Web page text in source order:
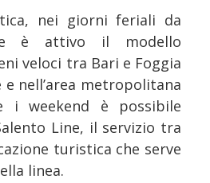
nei giorni feriali da
è attivo il modello
veloci tra Bari e Foggia
e nell’area metropolitana
i weekend è possibile
Line, il servizio tra
turistica che serve
linea.